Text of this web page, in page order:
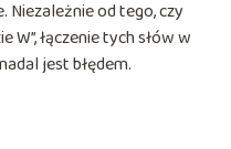
Niezależnie od tego, czy
W”, łączenie tych słów w
jest błędem.